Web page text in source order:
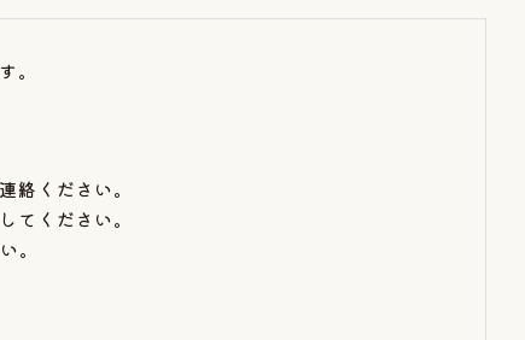
。
絡ください。
てください。
。